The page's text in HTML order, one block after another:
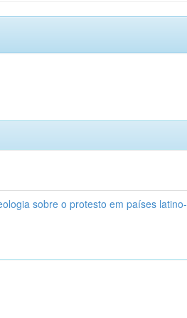
sobre o protesto em países latino-